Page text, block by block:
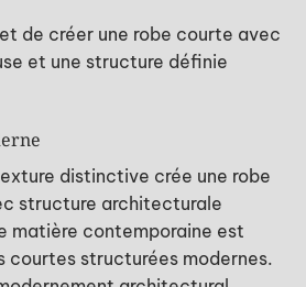
de créer une robe courte avec
et une structure définie
distinctive crée une robe
structure architecturale
matière contemporaine est
courtes structurées modernes.